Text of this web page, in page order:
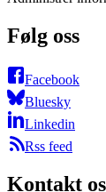
Følg oss
Facebook
Bluesky
Linkedin
Rss feed
Kontakt